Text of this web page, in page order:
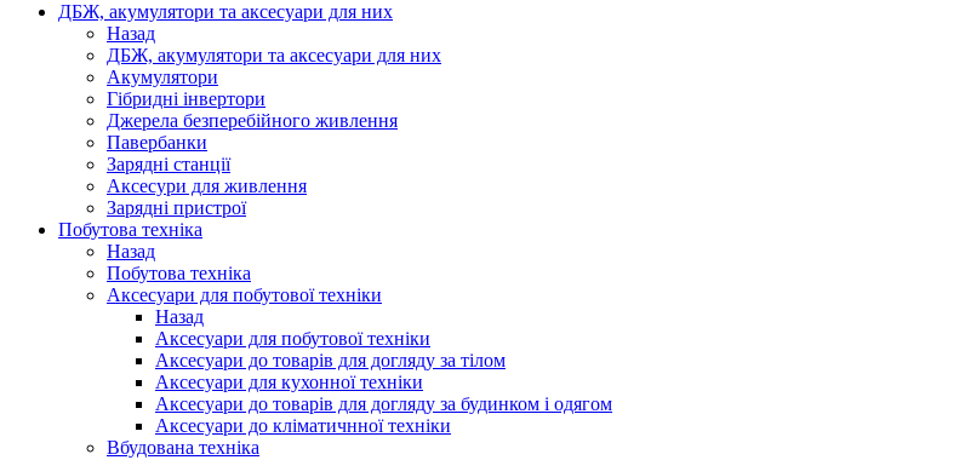
ДБЖ, акумулятори та аксесуари для них
Назад
ДБЖ, акумулятори та аксесуари для них
Акумулятори
Гібридні інвертори
Джерела безперебійного живлення
Павербанки
Зарядні станції
Аксесури для живлення
Зарядні пристрої
Побутова техніка
Назад
Побутова техніка
Аксесуари для побутової техніки
Назад
Аксесуари для побутової техніки
Аксесуари до товарів для догляду за тілом
Аксесуари для кухонної техніки
Аксесуари до товарів для догляду за будинком і одягом
Аксесуари до кліматичнної техніки
Вбудована техніка